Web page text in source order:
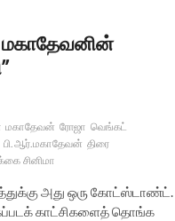
மகாதேவனின்
மகாதேவன் ரோஜா வெங்கட்
பி.ஆர்.மகாதேவன் திரை
சினிமா
அது ஒரு கோட்ஸ்டாண்ட்.
காட்சிகளைத் தொங்க